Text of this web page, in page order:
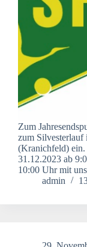
Zum
zum Silvesterlauf
(Kranichfeld)
31.12.2023 ab
10:00 Uhr mit
admin